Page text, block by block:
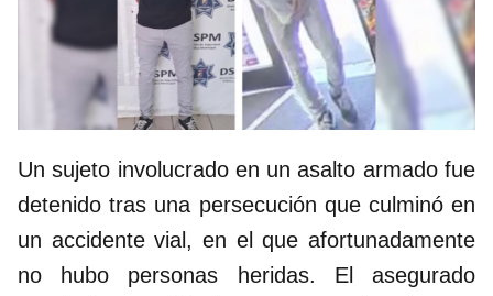
Un sujeto involucrado en un asalto armado fue
detenido tras una persecución que culminó en
un accidente vial, en el que afortunadamente
no hubo personas heridas. El asegurado